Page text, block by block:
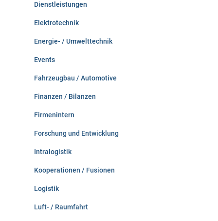
Dienstleistungen
Elektrotechnik
Energie- / Umwelttechnik
Events
Fahrzeugbau / Automotive
Finanzen / Bilanzen
Firmenintern
Forschung und Entwicklung
Intralogistik
Kooperationen / Fusionen
Logistik
Luft- / Raumfahrt